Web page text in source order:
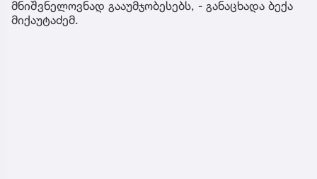
მნიშვნელოვნად გააუმჯობესებს, - განაცხადა ბექა
მიქაუტაძემ.